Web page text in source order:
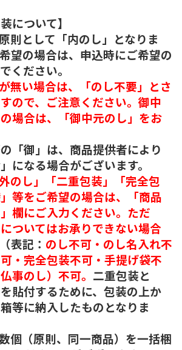
について】
則として「内のし」となりま
望の場合は、申込時にご希望の
ください。
無い場合は、「のし不要」とさ
ので、ご注意ください。御中
場合は、「御中元のし」をお
「御」は、商品提供者により
になる場合がございます。
のし」「二重包装」「完全包
等をご希望の場合は、「商品
欄にご入力ください。ただ
ついてはお承りできない場合
（表記： のし不可・のし名入れ不
・完全包装不可・手提げ袋不
事のし）不可。 二重包装と
貼付するために、包装の上か
等に納入したものとなりま
個（原則、同一商品）を一括梱